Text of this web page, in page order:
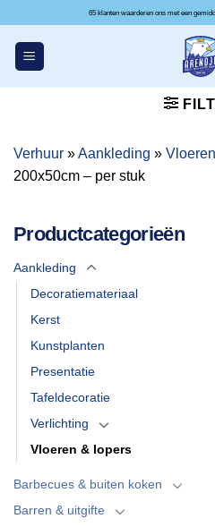
inhoud
65 klanten
Verhuur »Aankleding »
200x50cm – per stuk
Productcategorieën
Aankleding
Decoratiemateriaal
Kerst
Kunstplanten
Presentatie
Tafeldecoratie
Verlichting
Vloeren & lopers
Barbecues & buiten koken
Barren & uitgifte